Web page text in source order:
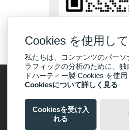
アドレス :No：8、
Cookies を使用し
私たちは、コンテンツのパーソ
ラフィックの分析のために、独
ドパーティー製 Cookies を使用
Cookiesについて詳しく見る
Cookiesを受け入
れる